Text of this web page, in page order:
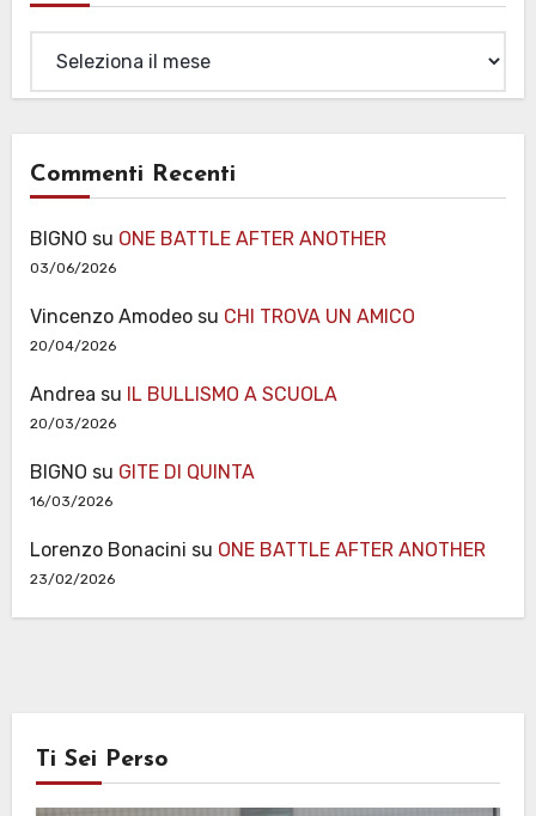
Commenti Recenti
BIGNO su ONE BATTLE AFTER ANOTHER
03/06/2026
Vincenzo Amodeosu CHI TROVA UN AMICO
20/04/2026
Andrea su IL BULLISMO A SCUOLA
20/03/2026
BIGNO su GITE DI QUINTA
16/03/2026
Lorenzo Bonacini su ONE BATTLE AFTER ANOTHER
23/02/2026
Ti Sei Perso